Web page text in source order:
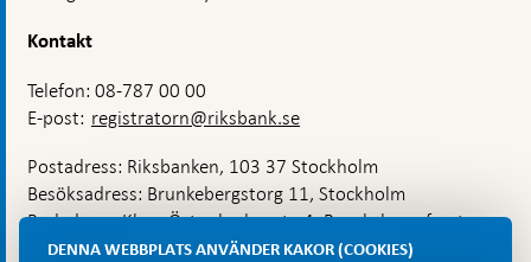
Kontakt
Telefon: 08-787 00 00
E-post: registratorn@riksbank.se
Postadress: Riksbanken, 103 37 Stockholm
Besöksadress: Brunkebergstorg 11, Stockholm
Budadress: Klara Östra kyrkogata 4, Brunkebergsfaret,
Lastplats 6
DENNA WEBBPLATS ANVÄNDER KAKOR (COOKIES)